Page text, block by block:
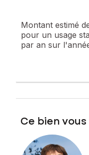
Fenêtres PVC
Les informations
exposé sont
Honoraires charge
commercial
841 708 969
Montant estimé
pour un usage
par an sur
Ce bien